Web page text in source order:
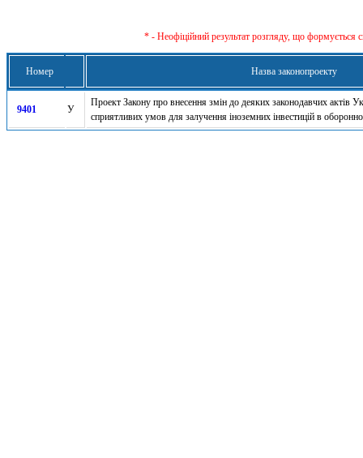
* - Неофіційний результат розгляду, що формується
Номер Назва законопроекту
9401 У
Проект Закону про внесення змін до деяких законодавчих актів
сприятливих умов для залучення іноземних інвестицій в